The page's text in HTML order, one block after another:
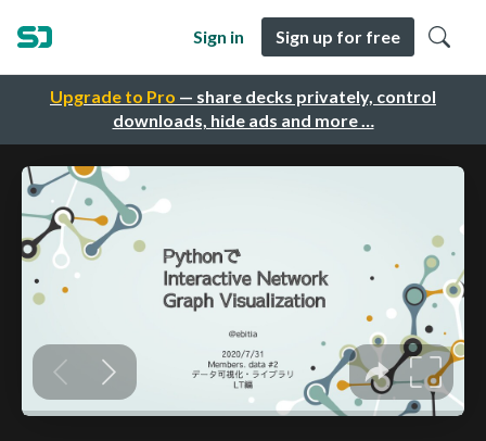
Upgrade to Pro — share decks privately, control
downloads, hide ads and more …
Sign in Sign up for free